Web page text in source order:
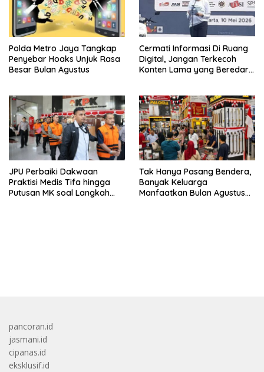
Polda Metro Jaya Tangkap
Penyebar Hoaks Unjuk Rasa
Besar Bulan Agustus
Cermati Informasi Di Ruang
Digital, Jangan Terkecoh
Konten Lama yang Beredar
JPU Perbaiki Dakwaan
Praktisi Medis Tifa hingga
Putusan MK soal Langkah
Tak Hanya Pasang Bendera,
Banyak Keluarga
Manfaatkan Bulan Agustus
pancoran.id
jasmani.id
cipanas.id
eksklusif.id